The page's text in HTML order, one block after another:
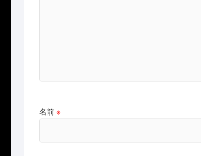
名前 ※